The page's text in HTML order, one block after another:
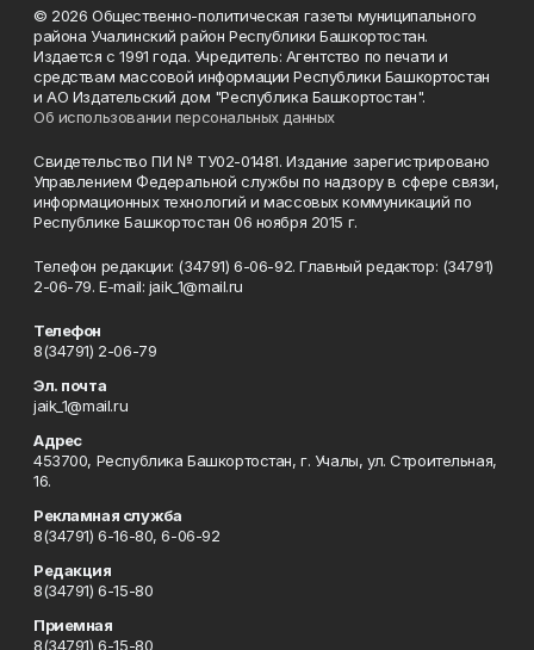
© 2026 Общественно-политическая газеты муниципального
района Учалинский район Республики Башкортостан.
Издается с 1991 года. Учредитель: Агентство по печати и
средствам массовой информации Республики Башкортостан
и АО Издательский дом "Республика Башкортостан".
Об использовании персональных данных
Свидетельство ПИ № ТУ02-01481. Издание зарегистрировано
Управлением Федеральной службы по надзору в сфере связи,
информационных технологий и массовых коммуникаций по
Республике Башкортостан 06 ноября 2015 г.
Телефон редакции: (34791) 6-06-92. Главный редактор: (34791)
2-06-79. Е-mаil: jaik_1@mail.ru
Телефон
8(34791) 2-06-79
Эл. почта
jaik_1@mail.ru
Адрес
453700, Республика Башкортостан, г. Учалы, ул. Строительная,
16.
Рекламная служба
8(34791) 6-16-80, 6-06-92
Редакция
8(34791) 6-15-80
Приемная
8(34791) 6-15-80